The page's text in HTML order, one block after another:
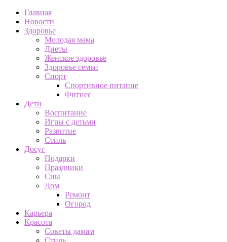
Главная
Новости
Здоровье
Молодая мама
Диеты
Женское здоровье
Здоровье семьи
Спорт
Спортивное питание
Фитнес
Дети
Воспитание
Игры с детьми
Развитие
Стиль
Досуг
Подарки
Праздники
Сны
Дом
Ремонт
Огород
Карьера
Красота
Советы дамам
Стиль